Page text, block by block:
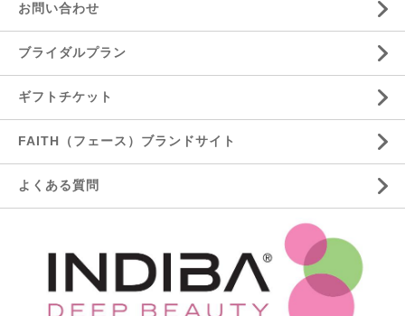
お問い合わせ
ブライダルプラン
ギフトチケット
FAITH（フェース）ブランドサイト
よくある質問